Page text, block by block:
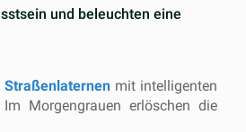
und beleuchten eine
Straßenlaternen mit intelligenten
Morgengrauen erlöschen die